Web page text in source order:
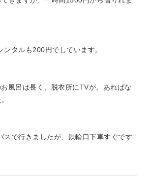
ンタルも200円でしています。
風呂は長く、脱衣所にTVが、あればな
スで行きましたが、鉄輪口下車すぐです